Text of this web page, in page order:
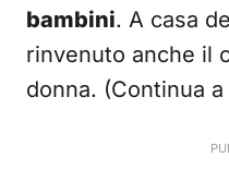
bambini. A casa
rinvenuto anche il
donna. (Continua